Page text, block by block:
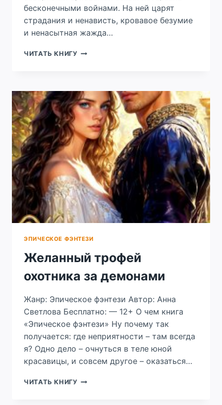
бесконечными войнами. На ней царят
страдания и ненависть, кровавое безумие
и ненасытная жажда…
ЧИТАТЬ КНИГУ РАССВЕТНЫЙ
ЭПИЧЕСКОЕ ФЭНТЕЗИ
Желанный трофей
охотника за демонами
Жанр: Эпическое фэнтези Автор: Анна
Светлова Бесплатно: — 12+ О чем книга
«Эпическое фэнтези» Ну почему так
получается: где неприятности – там всегда
я? Одно дело – очнуться в теле юной
красавицы, и совсем другое – оказаться…
ЧИТАТЬ КНИГУ ЖЕЛАННЫЙ